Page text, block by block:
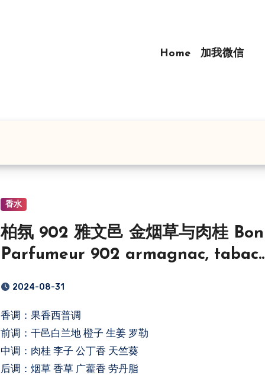
Home 加我微信
香水
柏氛 902 雅文邑 金烟草与肉桂 Bon
Parfumeur 902 armagnac, tabac
2024-08-31
香调：果香西普调
前调：干邑白兰地 橙子 生姜 罗勒
中调：肉桂 李子 公丁香 天竺葵
后调：烟草 香草 广藿香 劳丹脂